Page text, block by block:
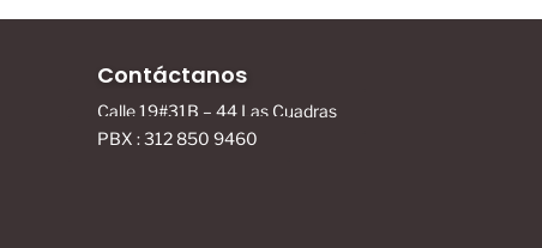
Contáctanos
Calle 19#31B – 44 Las Cuadras
PBX : 312 850 9460